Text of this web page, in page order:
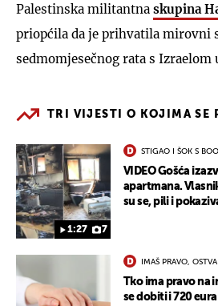
Palestinska militantna skupina
priopćila da je prihvatila mirovni
sedmomjesečnog rata s Izraelom
TRI VIJESTI O KOJIMA SE
1:27 7
STIGAO I ŠOK S
VIDEO Gošća
apartmana.
su se, pili i
IMAŠ PRAVO,
Tko ima pravo na
se dobiti i 720 eura